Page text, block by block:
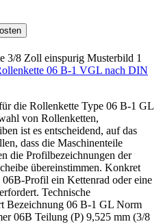
06 B-1 VGL nach DIN
die Rollenkette Type 06 B-1 GL
von Rollenketten,
ist es entscheidend, auf das
dass die Maschinenteile
die Profilbezeichnungen der
übereinstimmen. Konkret
06B-Profil ein Kettenrad oder eine
Technische
Bezeichnung 06 B-1 GL Norm
06B Teilung (P) 9,525 mm (3/8